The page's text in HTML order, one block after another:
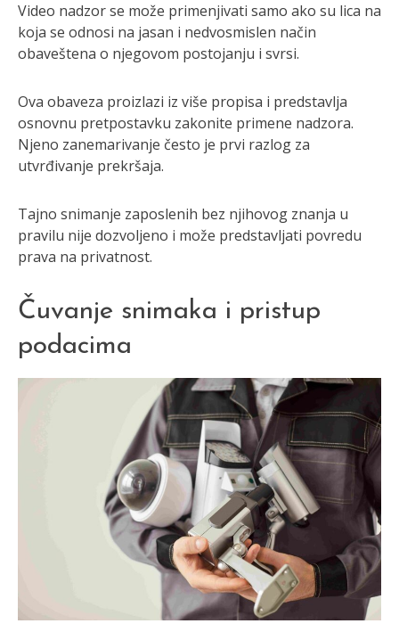
Video nadzor se može primenjivati samo ako su lica na
koja se odnosi na jasan i nedvosmislen način
obaveštena o njegovom postojanju i svrsi.
Ova obaveza proizlazi iz više propisa i predstavlja
osnovnu pretpostavku zakonite primene nadzora.
Njeno zanemarivanje često je prvi razlog za
utvrđivanje prekršaja.
Tajno snimanje zaposlenih bez njihovog znanja u
pravilu nije dozvoljeno i može predstavljati povredu
prava na privatnost.
Čuvanje snimaka i pristup
podacima